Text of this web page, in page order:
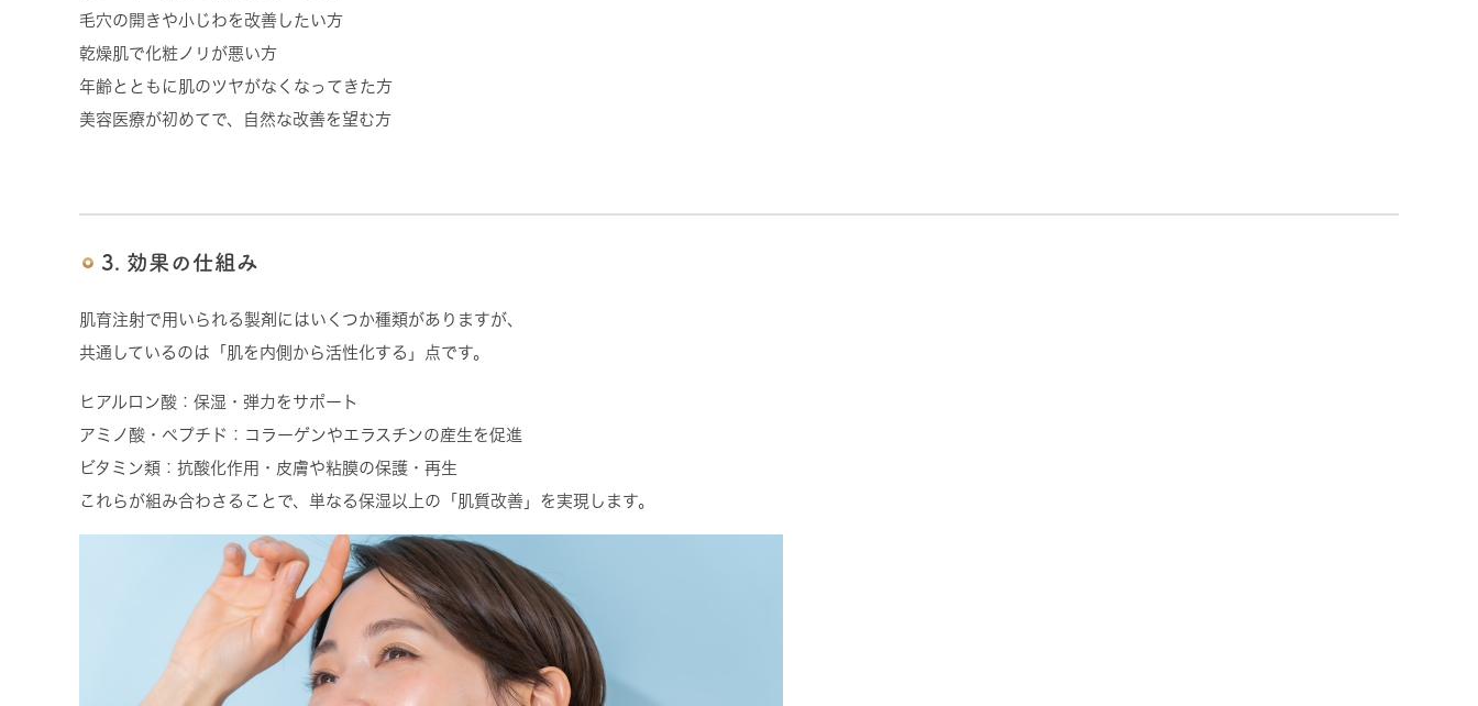
毛穴の開きや小じわを改善したい方
乾燥肌で化粧ノリが悪い方
年齢とともに肌のツヤがなくなってきた方
美容医療が初めてで、自然な改善を望む方
3. 効果の仕組み
肌育注射で用いられる製剤にはいくつか種類がありますが、
共通しているのは「肌を内側から活性化する」点です。
ヒアルロン酸 ：保湿・弾力をサポート
アミノ酸・ペプチド ：コラーゲンやエラスチンの産生を促進
ビタミン類 ：抗酸化作用・皮膚や粘膜の保護・再生
これらが組み合わさることで、単なる保湿以上の「肌質改善」を実現します。